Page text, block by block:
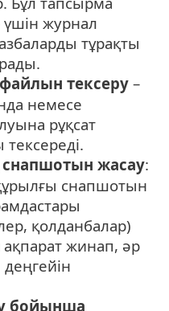
үшін журнал
тұрақты
тексеру –
немесе
рұқсат
жасау:
снапшотын
қолданбалар)
жинап, әр
бойынша